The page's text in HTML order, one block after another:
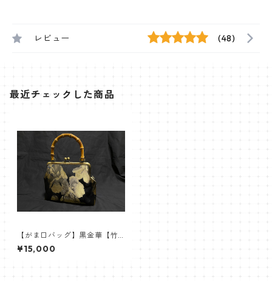
レビュー (48)
最近チェックした商品
【がま口バッグ】黒金華【竹
ハンドル】
¥15,000